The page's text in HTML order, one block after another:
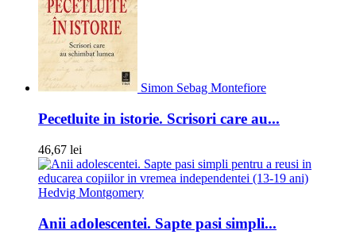
Simon Sebag Montefiore
Pecetluite in istorie. Scrisori care au...
46,67 lei
Hedvig Montgomery
Anii adolescentei. Sapte pasi simpli...